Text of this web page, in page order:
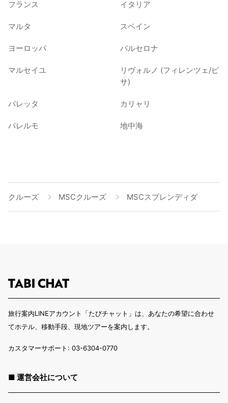
フランス イタリア
マルタ スペイン
ヨーロッパ バルセロナ
マルセイユ
リヴォルノ (フィレンツェ/ピ
サ)
バレッタ カリャリ
パレルモ 地中海
クルーズ MSCクルーズ MSCスプレンディダ
旅行案内LINEアカウント「たびチャット」は、あなたの希望に合わせ
てホテル、移動手段、現地ツアーを案内します。
カスタマーサポート: 03-6304-0770
■ 運営会社について